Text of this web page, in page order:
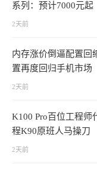
系列：预计7000元起
2天前
内存涨价倒逼配置回
置再度回归手机市场
2天前
K100 Pro百位工程师
程K90原班人马操刀
2天前